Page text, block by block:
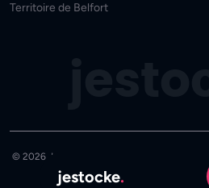
Territoire de Belfort
© 2026 JeStocke - Tous droits réservés
jestocke.